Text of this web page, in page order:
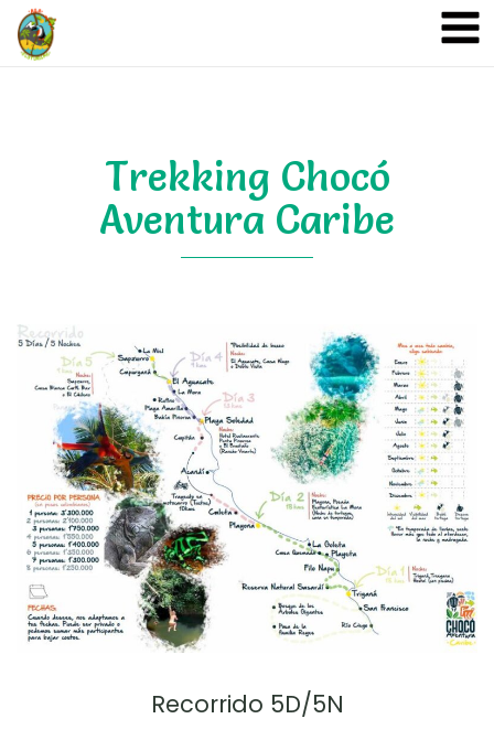
Trekking Chocó
Aventura Caribe
Recorrido 5D/5N